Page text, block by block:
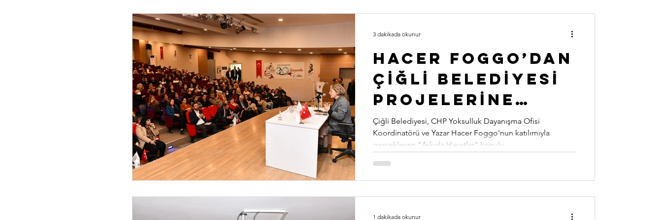
Hacer Foggo’dan
Çİğlİ Beledİyesİ
Projelerİne
Büyük Övgü
Çiğli Belediyesi, CHP Yoksulluk Dayanışma Ofisi
Koordinatörü ve Yazar Hacer Foggo'nun katılımıyla
gerçekleşen “Askıda Hayatlar" konulu...
3 dakikada okunur
1 dakikada okunur